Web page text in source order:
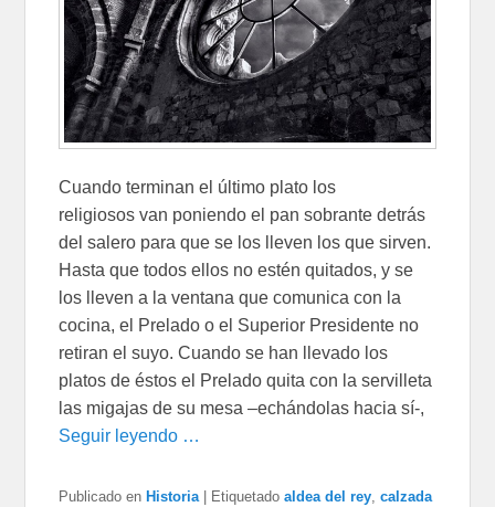
Cuando terminan el último plato los
religiosos van poniendo el pan sobrante detrás
del salero para que se los lleven los que sirven.
Hasta que todos ellos no estén quitados, y se
los lleven a la ventana que comunica con la
cocina, el Prelado o el Superior Presidente no
retiran el suyo. Cuando se han llevado los
platos de éstos el Prelado quita con la servilleta
las migajas de su mesa –echándolas hacia sí-,
Seguir leyendo …
Publicado en Historia Etiquetado aldea del rey,calzada